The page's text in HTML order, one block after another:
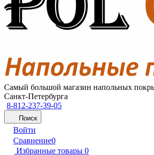
Самый большой магазин напольных
Санкт-Петербурга
8-812-237-39-05
Поиск
Войти
Сравнение0
Избранные товары 0